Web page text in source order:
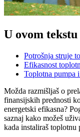
U ovom tekstu
Potrošnja struje
Efikasnost
Toplotna pumpa
Možda razmišljaš o
finansijskih prednosti
energetski efikasna?
saznaj kako možeš
kada instaliraš toplotnu